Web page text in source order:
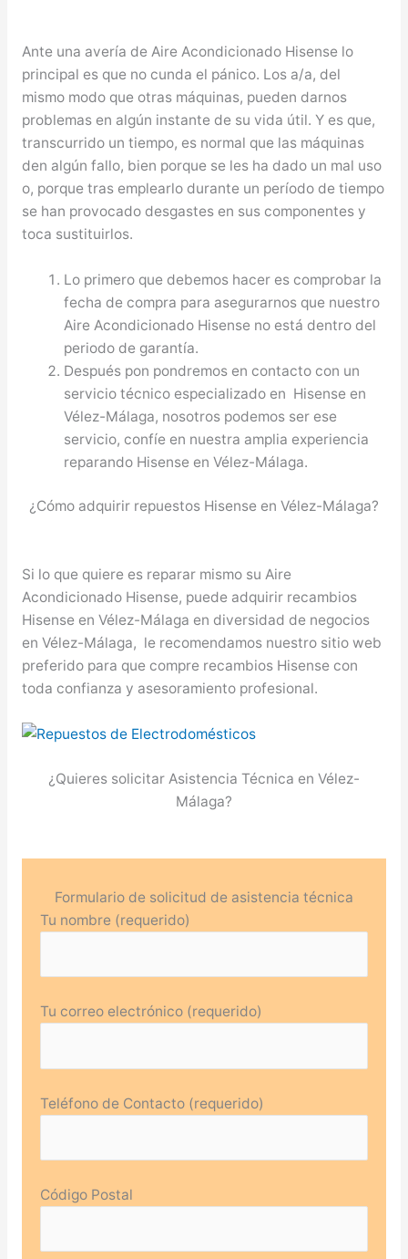
Ante una avería de Aire Acondicionado Hisense lo
principal es que no cunda el pánico. Los a/a, del
mismo modo que otras máquinas, pueden darnos
problemas en algún instante de su vida útil. Y es que,
transcurrido un tiempo, es normal que las máquinas
den algún fallo, bien porque se les ha dado un mal uso
o, porque tras emplearlo durante un período de tiempo
se han provocado desgastes en sus componentes y
toca sustituirlos.
Lo primero que debemos hacer es comprobar la
fecha de compra para asegurarnos que nuestro
Aire Acondicionado Hisense no está dentro del
periodo de garantía.
Después pon pondremos en contacto con un
servicio técnico especializado en Hisense en
Vélez-Málaga, nosotros podemos ser ese
servicio, confíe en nuestra amplia experiencia
reparando Hisense en Vélez-Málaga.
¿Cómo adquirir repuestos Hisense en Vélez-Málaga?
Si lo que quiere es reparar mismo su Aire
Acondicionado Hisense, puede adquirir recambios
Hisense en Vélez-Málaga en diversidad de negocios
en Vélez-Málaga, le recomendamos nuestro sitio web
preferido para que compre recambios Hisense con
toda confianza y asesoramiento profesional.
¿Quieres solicitar Asistencia Técnica en Vélez-
Málaga?
Formulario de solicitud de asistencia técnica
Tu nombre (requerido)
Tu correo electrónico (requerido)
Teléfono de Contacto (requerido)
Código Postal